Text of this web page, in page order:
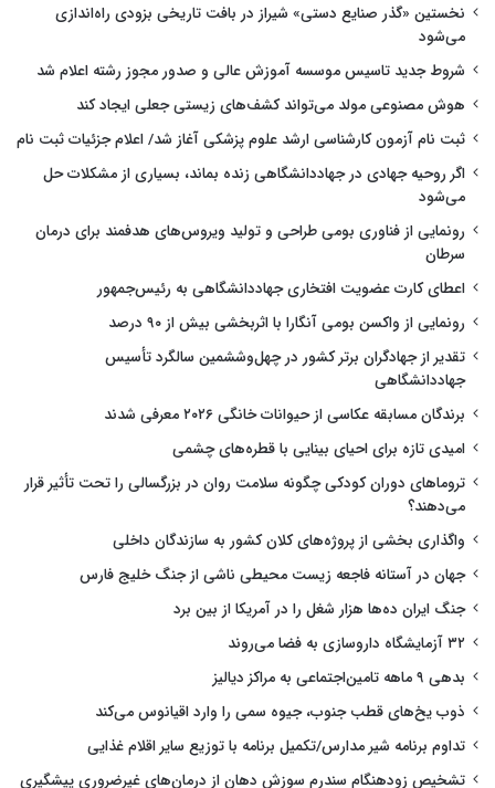
نخستین «گذر صنایع دستی» شیراز در بافت تاریخی بزودی راه‌اندازی
می‌شود
شروط جدید تاسیس موسسه آموزش عالی و صدور مجوز رشته اعلام شد
هوش مصنوعی مولد می‌تواند کشف‌های زیستی جعلی ایجاد کند
ثبت نام آزمون کارشناسی ارشد علوم پزشکی آغاز شد/ اعلام جزئیات ثبت نام
اگر روحیه جهادی در جهاددانشگاهی زنده بماند، بسیاری از مشکلات حل
می‌شود
رونمایی از فناوری بومی طراحی و تولید ویروس‌های هدفمند برای درمان
سرطان
اعطای کارت عضویت افتخاری جهاددانشگاهی به رئیس‌جمهور
رونمایی از واکسن بومی آنگارا با اثربخشی بیش از ۹۰ درصد
تقدیر از جهادگران برتر کشور در چهل‌وششمین سالگرد تأسیس
جهاددانشگاهی
برندگان مسابقه عکاسی از حیوانات خانگی ۲۰۲۶ معرفی شدند
امیدی تازه برای احیای بینایی با قطره‌های چشمی
تروماهای دوران کودکی چگونه سلامت روان در بزرگسالی را تحت تأثیر قرار
می‌دهند؟
واگذاری بخشی از پروژه‌های کلان کشور به سازندگان داخلی
جهان در آستانه فاجعه زیست محیطی ناشی از جنگ خلیج فارس
جنگ ایران ده‌ها هزار شغل را در آمریکا از بین برد
۳۲ آزمایشگاه داروسازی به فضا می‌روند
بدهی ۹ ماهه تامین‌اجتماعی به مراکز دیالیز
ذوب یخ‌های قطب جنوب، جیوه سمی را وارد اقیانوس می‌کند
تداوم برنامه شیر مدارس/تکمیل برنامه با توزیع سایر اقلام غذایی
تشخیص زودهنگام سندرم سوزش دهان از درمان‌های غیرضروری پیشگیری